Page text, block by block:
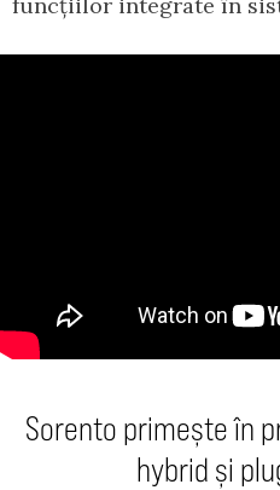
Sorento primește în
hybrid și